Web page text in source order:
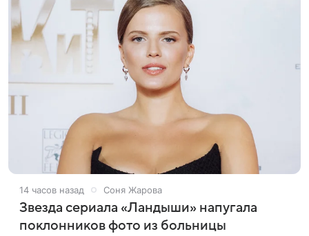
14 часов назад Соня Жарова
Звезда сериала «Ландыши» напугала
поклонников фото из больницы